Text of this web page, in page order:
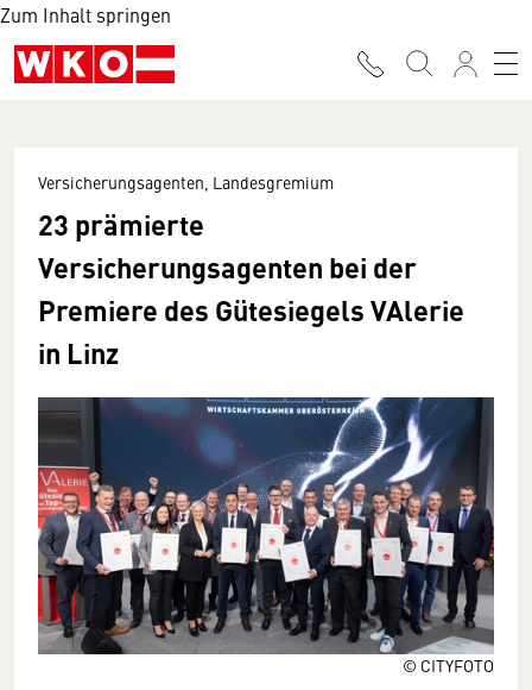
Zum Inhalt springen
© CITYFOTO
Versicherungsagenten, Landesgremium
23 prämierte
Versicherungsagenten bei der
Premiere des Gütesiegels VAlerie
in Linz